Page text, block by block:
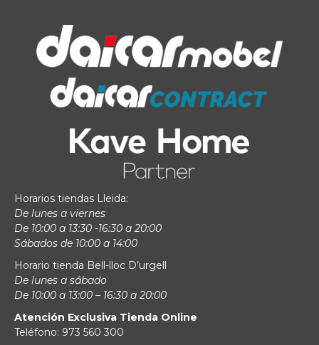
Horarios tiendas Lleida:
De lunes a viernes
De 10:00 a 13:30 -16:30 a 20:00
Sábados de 10:00 a 14:00
Horario tienda Bell-lloc D’urgell
De lunes a sábado
De 10:00 a 13:00 – 16:30 a 20:00
Atención Exclusiva Tienda Online
Teléfono: 973 560 300